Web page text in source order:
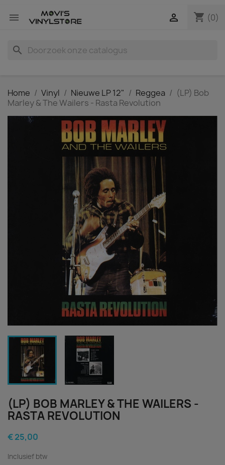
 shopping_cart (0)

search
Home Vinyl Nieuwe LP 12" Reggea
(LP) Bob
Marley & The Wailers - Rasta Revolution
(LP) BOB MARLEY & THE WAILERS -
RASTA REVOLUTION
€ 25,00
Inclusief btw